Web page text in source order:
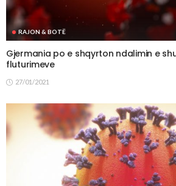
RAJON & BOTË
Gjermania po e shqyrton ndalimin e
fluturimeve
27/01/2021